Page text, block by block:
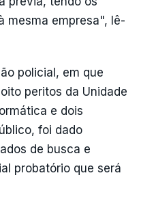
mesma empresa", lê-
policial, em que
peritos da Unidade
e dois
foi dado
de busca e
probatório que será